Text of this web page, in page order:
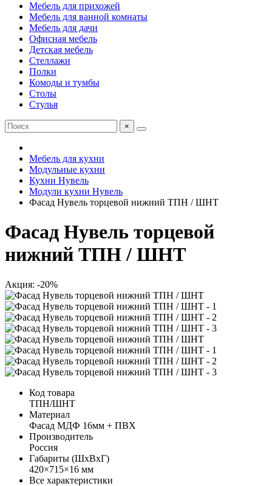
Мебель для прихожей
Мебель для ванной комнаты
Мебель для дачи
Офисная мебель
Детская мебель
Стеллажи
Полки
Комоды и тумбы
Столы
Стулья
×
Мебель для кухни
Модульные кухни
Кухни Нувель
Модули кухни Нувель
Фасад Нувель торцевой нижний ТПН / ШНТ
Фасад Нувель торцевой
нижний ТПН / ШНТ
Акция: -20%
Код товара
ТПН/ШНТ
Материал
Фасад МДФ 16мм + ПВХ
Производитель
Россия
Габариты (ШхВхГ)
420×715×16 мм
Все характеристики